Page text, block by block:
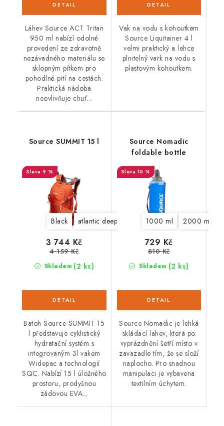
Láhev Source ACT Tritan
950 ml nabízí odolné
provedení ze zdravotně
nezávadného materiálu se
sklopným pítkem pro
pohodlné pití na cestách.
Praktická nádoba
neovlivňuje chuť...
Vak na vodu s kohoutkem
Source Liquitainer 4 l
velmi praktický a lehce
plnitelný vark na vodu s
plastovým kohoutkem.
Source SUMMIT 15 l
9 %
Black atlantic deep blue chili orange
Skladem (2 ks)
3 744 Kč
4 159 Kč
Batoh Source SUMMIT 15
l představuje cyklistický
hydratační systém s
integrovaným 3l vakem
Widepac a technologií
SQC. Nabízí 15 l úložného
prostoru, prodyšnou
zádovou EVA...
Source Nomadic
foldable bottle
10 %
1000 ml 2000 ml
Skladem (2 ks)
729 Kč
810 Kč
Source Nomadic je lehká
skládací lahev, která po
vyprázdnění šetří místo v
zavazadle tím, že se složí
naplocho. Pro snadnou
manipulaci je vybavena
textilním úchytem.